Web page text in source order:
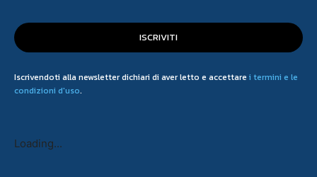
ISCRIVITI
Iscrivendoti alla newsletter dichiari di aver letto e accettare i termini e le
condizioni d'uso.
Loading...